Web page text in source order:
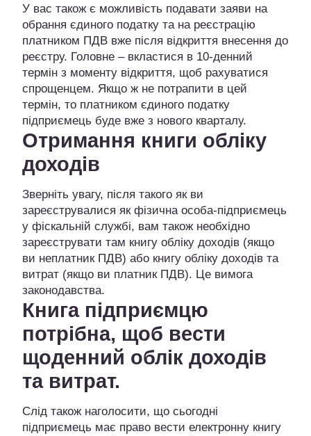
У вас також є можливість подавати заяви на
обрання єдиного податку та на реєстрацію
платником ПДВ вже після відкриття внесення до
реєстру. Головне – вкластися в 10-денний
термін з моменту відкриття, щоб рахуватися
спрощенцем. Якщо ж не потрапити в цей
термін, то платником єдиного податку
підприємець буде вже з нового кварталу.
Отримання книги обліку
доходів
Зверніть увагу, після такого як ви
зареєструвалися як фізична особа-підприємець
у фіскальній службі, вам також необхідно
зареєструвати там книгу обліку доходів (якщо
ви неплатник ПДВ) або книгу обліку доходів та
витрат (якщо ви платник ПДВ). Це вимога
законодавства.
Книга підприємцю
потрібна, щоб вести
щоденний облік доходів
та витрат.
Слід також наголосити, що сьогодні
підприємець має право вести електронну книгу